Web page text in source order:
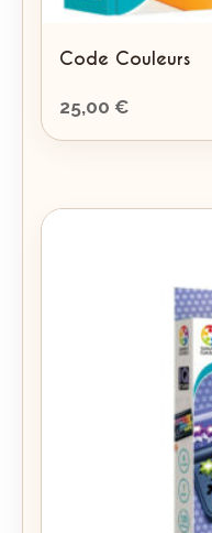
Code Couleurs
25,00 €